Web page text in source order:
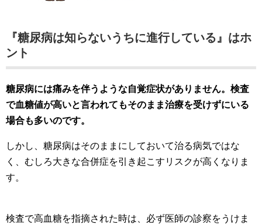
『糖尿病は知らないうちに進行している』はホ
ント
糖尿病には痛みを伴うような自覚症状がありません。検査
で血糖値が高いと言われてもそのまま治療を受けずにいる
場合も多いのです。
しかし、糖尿病はそのままにしておいて治る病気ではな
く、むしろ大きな合併症を引き起こすリスクが高くなりま
す。
検査で高血糖を指摘された時は、必ず医師の診察をうけま